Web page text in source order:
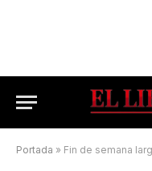
Portada » Fin de semana